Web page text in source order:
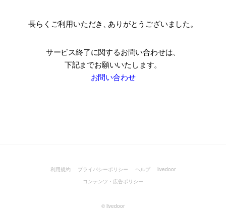
長らくご利用いただき ありがとうございました。
サービス終了に関するお問い合わせは、
下記までお願いいたします。
お問い合わせ
利用規約 プライバシーポリシー ヘルプ
livedoor
コンテンツ・広告ポリシー
© livedoor